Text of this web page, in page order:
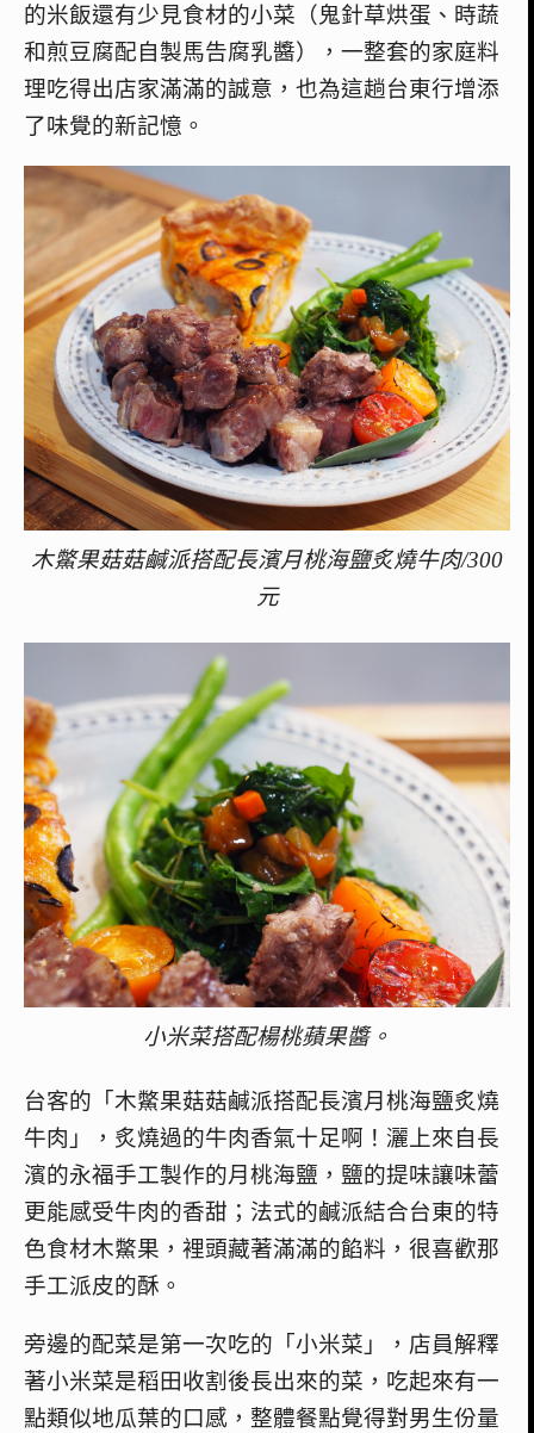
的米飯還有少見食材的小菜（鬼針草烘蛋、時蔬
和煎豆腐配自製馬告腐乳醬），一整套的家庭料
理吃得出店家滿滿的誠意，也為這趟台東行增添
了味覺的新記憶。
木鱉果菇菇鹹派搭配長濱月桃海鹽炙燒牛肉/300
元
小米菜搭配楊桃蘋果醬。
台客的「木鱉果菇菇鹹派搭配長濱月桃海鹽炙燒
牛肉」，炙燒過的牛肉香氣十足啊！灑上來自長
濱的永福手工製作的月桃海鹽，鹽的提味讓味蕾
更能感受牛肉的香甜；法式的鹹派結合台東的特
色食材木鱉果，裡頭藏著滿滿的餡料，很喜歡那
手工派皮的酥。
旁邊的配菜是第一次吃的「小米菜」，店員解釋
著小米菜是稻田收割後長出來的菜，吃起來有一
點類似地瓜葉的口感，整體餐點覺得對男生份量